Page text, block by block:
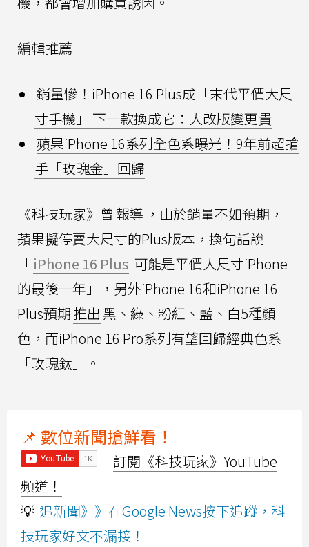
編輯推薦
銷量慘！iPhone 16 Plus成「末代平價大尺
寸手機」 下一款換成它：大改版變更貴
蘋果iPhone 16系列全色系曝光！9年前超搶
手「玫瑰金」回歸
《科技玩家》曾 報導 ，由於銷量不如預期，
蘋果擬停賣大尺寸的Plus版本，換句話說
「iPhone 16 Plus 可能是平價大尺寸iPhone
的最後一年」，另外iPhone 16和iPhone 16
Plus預期推出黑、綠、粉紅、藍、白5種顏
色，而iPhone 16 Pro系列有望回歸經典色系
「玫瑰鈦」。
📌 數位新聞搶鮮看！
訂閱《科技玩家》YouTube
頻道！
💡 追新聞》》在Google News按下追蹤，科
技玩家好文不漏接！